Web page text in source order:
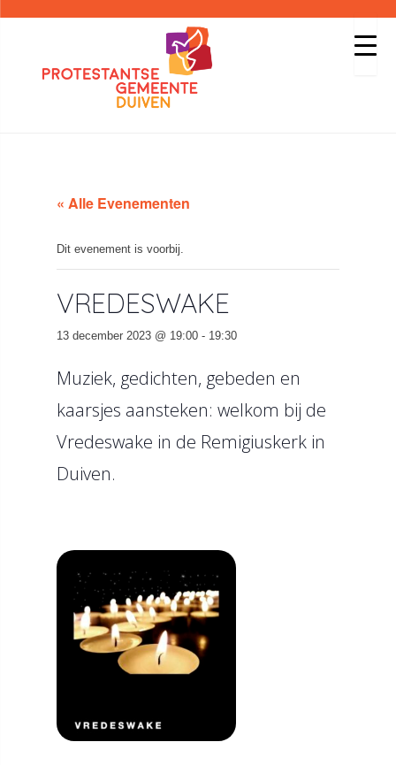
« Alle Evenementen
Dit evenement is voorbij.
VREDESWAKE
13 december 2023 @ 19:00 - 19:30
Muziek, gedichten, gebeden en
kaarsjes aansteken: welkom bij de
Vredeswake in de Remigiuskerk in
Duiven.